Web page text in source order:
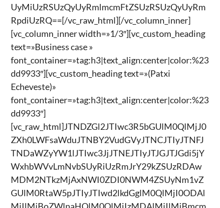
UyMiUzRSUzQyUyRmlmcmFtZSUzRSUzQyUyRm
RpdiUzRQ==[/vc_raw_html][/vc_column_inner]
[vc_column_inner width=»1/3″][vc_custom_heading
text=»Business case »
font_container=»tag:h3|text_align:center|color:%23
dd9933″][vc_custom_heading text=»(Patxi
Echeveste)»
font_container=»tag:h3|text_align:center|color:%23
dd9933″]
[vc_raw_html]JTNDZGl2JTIwc3R5bGUlM0QlMjJ0
ZXh0LWFsaWduJTNBY2VudGVyJTNCJTIyJTNFJ
TNDaWZyYW1lJTIwc3JjJTNEJTIyJTJGJTJGdi5jY
WxhbWVvLmNvbSUyRiUzRmJrY29kZSUzRDAw
MDM2NTkzMjAxNWI0ZDI0NWM4ZSUyNm1vZ
GUlM0RtaW5pJTIyJTIwd2lkdGglM0QlMjI0ODAl